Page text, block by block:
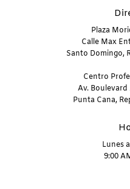
Plaza
Calle Max
Santo Domingo,
Centro
Av.
Punta Cana,
Lunes
9:00